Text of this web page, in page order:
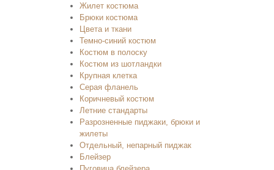
Жилет костюма
Брюки костюма
Цвета и ткани
Темно-синий костюм
Костюм в полоску
Костюм из шотландки
Крупная клетка
Серая фланель
Коричневый костюм
Летние стандарты
Разрозненные пиджаки, брюки и
жилеты
Отдельный, непарный пиджак
Блейзер